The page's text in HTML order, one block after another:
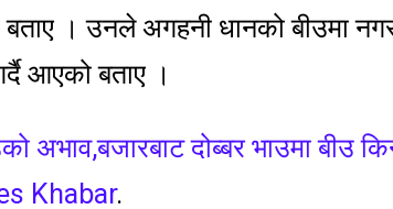
। उनले अगहनी धानको बीउमा
आएको बताए ।
अभाव,बजारबाट दोब्बर भाउमा बीउ
Khabar.